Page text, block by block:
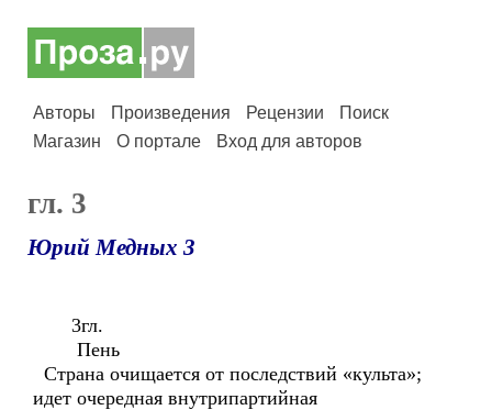
Авторы Произведения Рецензии
Поиск
Магазин
О портале Вход для авторов
гл. 3
Юрий Медных 3
3гл.
Пень
Страна очищается от последствий «культа»;
идет очередная внутрипартийная